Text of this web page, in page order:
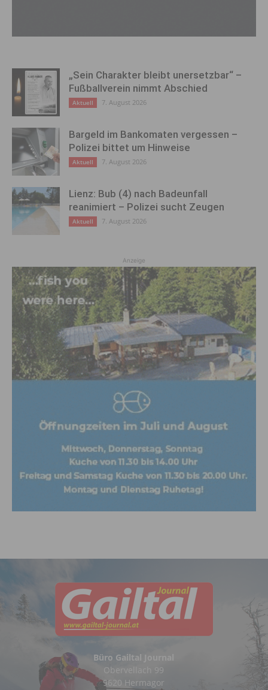
„Sein Charakter bleibt unersetzbar“ –
Fußballverein nimmt Abschied
Aktuell 7. August 2026
Bargeld im Bankomaten vergessen –
Polizei bittet um Hinweise
Aktuell 7. August 2026
Lienz: Bub (4) nach Badeunfall
reanimiert – Polizei sucht Zeugen
Aktuell 7. August 2026
Anzeige
Büro Gailtal Journal
Obervellach 99
9620 Hermagor